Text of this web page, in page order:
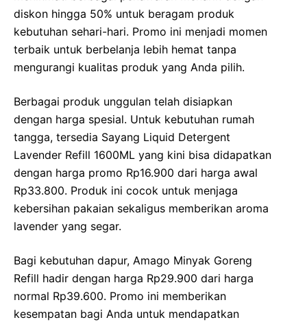
diskon hingga 50% untuk beragam produk
kebutuhan sehari-hari. Promo ini menjadi momen
terbaik untuk berbelanja lebih hemat tanpa
mengurangi kualitas produk yang Anda pilih.
Berbagai produk unggulan telah disiapkan
dengan harga spesial. Untuk kebutuhan rumah
tangga, tersedia Sayang Liquid Detergent
Lavender Refill 1600ML yang kini bisa didapatkan
dengan harga promo Rp16.900 dari harga awal
Rp33.800. Produk ini cocok untuk menjaga
kebersihan pakaian sekaligus memberikan aroma
lavender yang segar.
Bagi kebutuhan dapur, Amago Minyak Goreng
Refill hadir dengan harga Rp29.900 dari harga
normal Rp39.600. Promo ini memberikan
kesempatan bagi Anda untuk mendapatkan